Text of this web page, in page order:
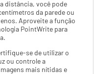
distância, você pode
da parede ou
Aproveite a função
PointWrite para
se de utilizar o
ou controle a
mais nítidas e